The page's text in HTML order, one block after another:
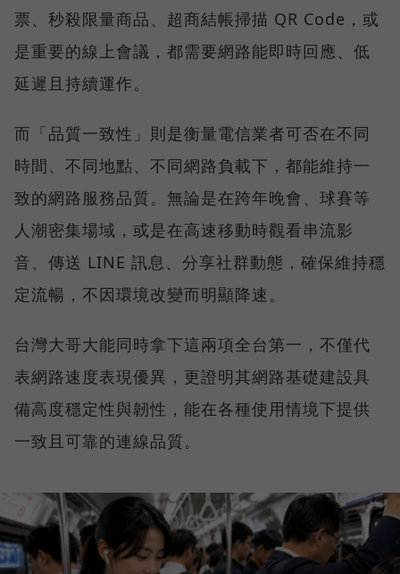
票、秒殺限量商品、超商結帳掃描 QR Code，或
是重要的線上會議，都需要網路能即時回應、低
延遲且持續運作。
而「品質一致性」則是衡量電信業者可否在不同
時間、不同地點、不同網路負載下，都能維持一
致的網路服務品質。無論是在跨年晚會、球賽等
人潮密集場域，或是在高速移動時觀看串流影
音、傳送 LINE 訊息、分享社群動態，確保維持穩
定流暢，不因環境改變而明顯降速。
台灣大哥大能同時拿下這兩項全台第一，不僅代
表網路速度表現優異，更證明其網路基礎建設具
備高度穩定性與韌性，能在各種使用情境下提供
一致且可靠的連線品質。